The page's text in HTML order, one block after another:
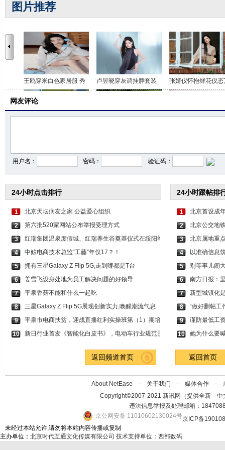
图片推荐
王鸥穿米白色家居服 秀 卢昱晓穿灰调挂脖套装 张婧仪怀抱鲜花仪态
网友评论
用户名： 密码： 验证码：
24小时点击排行
1
北京天坛病友之家 公益爱心组织
2
第六批520家网站公布举报受理方式
3
红瑞集团温泉度假城、红瑞养生谷奠基仪式在绥阳举
4
中鲸电商技术总监“工藤”年仅17？！
5
拥有三星Galaxy Z Flip 5G,走到哪都是T台
6
姜雪飞设身处地为员工解决问题的好领导
7
平泉香菇不能和什么一起吃
8
三星Galaxy Z Flip 5G展现创新实力,唤醒潮流气息
9
平泉市电商扶贫，迎战直播红利实操班第（1）期培
10
新日行业首发《智能化白皮书》，电动车行业规范已
24小时跟帖排
1
北京首设成
2
北京公交地
3
北京属地重
4
以准确信息
5
别等事儿闹
6
南方日报：
7
新型城镇化
8
“做好删帖工
9
谨防最低工
10
她为什么要
返回频道首页 返回首页
About NetEase - 关于我们 - 媒体合作 -
Copyright©2007-2021 新讯网（提供全新—中
违法信息举报及处理邮箱：
京公网安备 11010602130024号京ICP备
未经过本站允许,请勿将本站内容传播或复制
主办单位： 北京时代互通文化传媒有限公司 技术支持单位：西部数码